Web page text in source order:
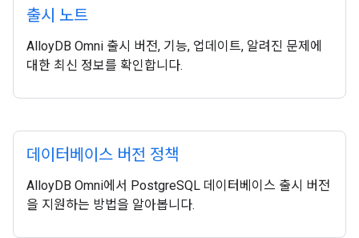
출시 노트
AlloyDB Omni 출시 버전, 기능, 업데이트, 알려진 문제에
대한 최신 정보를 확인합니다.
데이터베이스 버전 정책
AlloyDB Omni에서 PostgreSQL 데이터베이스 출시 버전
을 지원하는 방법을 알아봅니다.